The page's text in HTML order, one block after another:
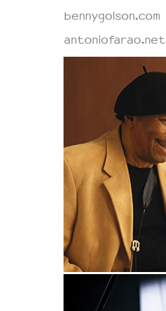
bennygolson.com
antoniofarao.net